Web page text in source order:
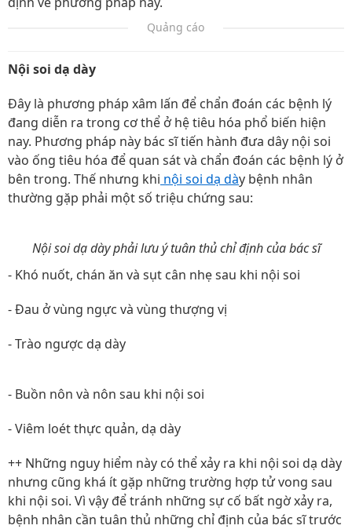
Quảng cáo
Nội soi dạ dày
Đây là phương pháp xâm lấn để chẩn đoán các bệnh lý
đang diễn ra trong cơ thể ở hệ tiêu hóa phổ biến hiện
nay. Phương pháp này bác sĩ tiến hành đưa dây nội soi
vào ống tiêu hóa để quan sát và chẩn đoán các bệnh lý ở
bên trong. Thế nhưng khi nội soi dạ dày bệnh nhân
thường gặp phải một số triệu chứng sau:
Nội soi dạ dày phải lưu ý tuân thủ chỉ định của bác sĩ
- Khó nuốt, chán ăn và sụt cân nhẹ sau khi nội soi
- Đau ở vùng ngực và vùng thượng vị
- Trào ngược dạ dày
- Buồn nôn và nôn sau khi nội soi
- Viêm loét thực quản, dạ dày
++ Những nguy hiểm này có thể xảy ra khi nội soi dạ dày
nhưng cũng khá ít gặp những trường hợp tử vong sau
khi nội soi. Vì vậy để tránh những sự cố bất ngờ xảy ra,
bệnh nhân cần tuân thủ những chỉ định của bác sĩ trước